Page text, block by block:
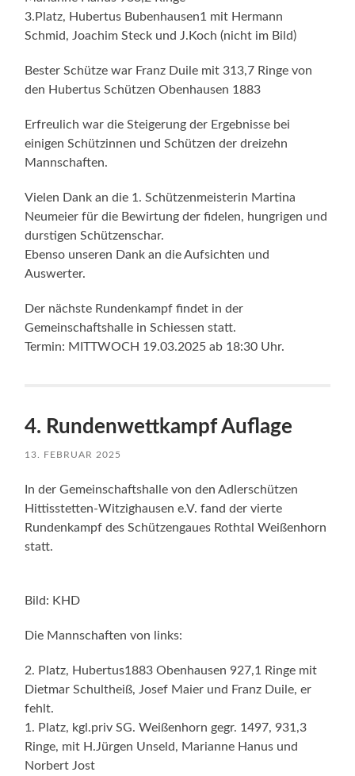
3.Platz, Hubertus Bubenhausen1 mit Hermann
Schmid, Joachim Steck und J.Koch (nicht im Bild)
Bester Schütze war Franz Duile mit 313,7 Ringe von
den Hubertus Schützen Obenhausen 1883
Erfreulich war die Steigerung der Ergebnisse bei
einigen Schützinnen und Schützen der dreizehn
Mannschaften.
Vielen Dank an die 1. Schützenmeisterin Martina
Neumeier für die Bewirtung der fidelen, hungrigen und
durstigen Schützenschar.
Ebenso unseren Dank an die Aufsichten und
Auswerter.
Der nächste Rundenkampf findet in der
Gemeinschaftshalle in Schiessen statt.
Termin: MITTWOCH 19.03.2025 ab 18:30 Uhr.
4. Rundenwettkampf Auflage
13. FEBRUAR 2025
In der Gemeinschaftshalle von den Adlerschützen
Hittisstetten-Witzighausen e.V. fand der vierte
Rundenkampf des Schützengaues Rothtal Weißenhorn
statt.
Bild: KHD
Die Mannschaften von links:
2. Platz, Hubertus1883 Obenhausen 927,1 Ringe mit
Dietmar Schultheiß, Josef Maier und Franz Duile, er
fehlt.
1. Platz, kgl.priv SG. Weißenhorn gegr. 1497, 931,3
Ringe, mit H.Jürgen Unseld, Marianne Hanus und
Norbert Jost